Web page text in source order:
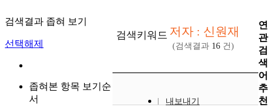
검색결과 좁혀 보기
선택해제
좁혀본 항목 보기순
서
검색키워드 저자 : 신원재
(검색결과 16 건)
내보내기
연
관
검
색
어
추
천